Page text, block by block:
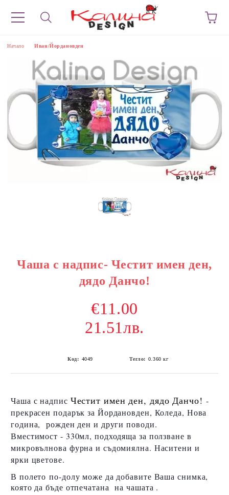
Начало Иван/Йордановден
Чаша с надпис- Честит имен ден,
дядо Данчо!
€11.00
21.51лв.
Код: 4049 Тегло: 0.360 кг
Чаша с надпис Честит имен ден, дядо Данчо! -
прекрасен подарък за Йордановден, Коледа, Нова
година, рожден ден и други поводи.
Вместимост - 330мл, подходяща за ползване в
микровълнова фурна и съдомиялна. Наситени и
ярки цветове.
В полето по-долу може да добавите Ваша снимка,
която да бъде отпечатана на чашата .